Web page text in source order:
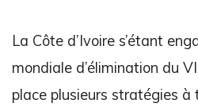
La Côte d’Ivoire s’étant
mondiale d’élimination du
place plusieurs stratégies